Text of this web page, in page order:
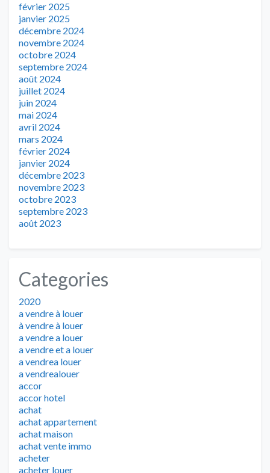
février 2025
janvier 2025
décembre 2024
novembre 2024
octobre 2024
septembre 2024
août 2024
juillet 2024
juin 2024
mai 2024
avril 2024
mars 2024
février 2024
janvier 2024
décembre 2023
novembre 2023
octobre 2023
septembre 2023
août 2023
Categories
2020
a vendre à louer
à vendre à louer
a vendre a louer
a vendre et a louer
a vendrea louer
a vendrealouer
accor
accor hotel
achat
achat appartement
achat maison
achat vente immo
acheter
acheter louer